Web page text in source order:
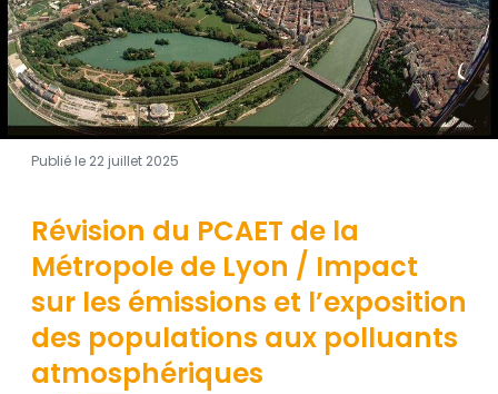
Publié le 22 juillet 2025
Description
Révision du PCAET de la
Métropole de Lyon / Impact
sur les émissions et l’exposition
des populations aux polluants
atmosphériques